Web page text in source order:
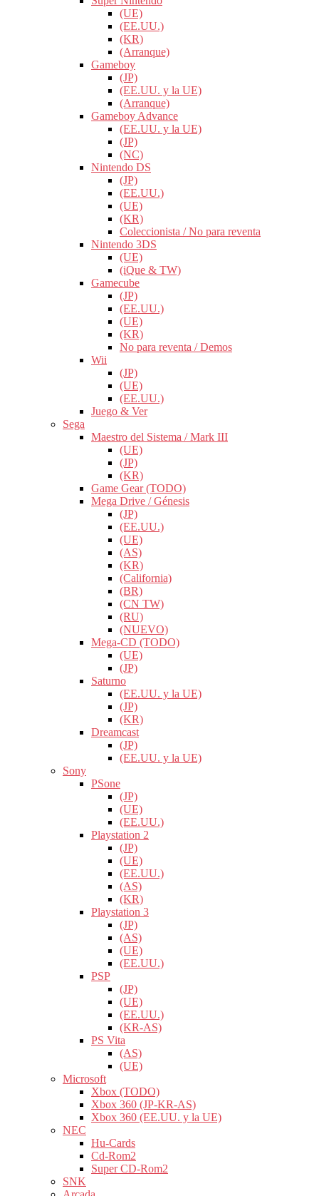
(UE)
(EE.UU.)
(KR)
(Arranque)
Gameboy
(JP)
(EE.UU. y la UE)
(Arranque)
Gameboy Advance
(EE.UU. y la UE)
(JP)
(NC)
Nintendo DS
(JP)
(EE.UU.)
(UE)
(KR)
Coleccionista / No para reventa
Nintendo 3DS
(UE)
(iQue & TW)
Gamecube
(JP)
(EE.UU.)
(UE)
(KR)
No para reventa / Demos
Wii
(JP)
(UE)
(EE.UU.)
Juego & Ver
Sega
Maestro del Sistema / Mark III
(UE)
(JP)
(KR)
Game Gear (TODO)
Mega Drive / Génesis
(JP)
(EE.UU.)
(UE)
(AS)
(KR)
(California)
(BR)
(CN TW)
(RU)
(NUEVO)
Mega-CD (TODO)
(UE)
(JP)
Saturno
(EE.UU. y la UE)
(JP)
(KR)
Dreamcast
(JP)
(EE.UU. y la UE)
Sony
PSone
(JP)
(UE)
(EE.UU.)
Playstation 2
(JP)
(UE)
(EE.UU.)
(AS)
(KR)
Playstation 3
(JP)
(AS)
(UE)
(EE.UU.)
PSP
(JP)
(UE)
(EE.UU.)
(KR-AS)
PS Vita
(AS)
(UE)
Microsoft
Xbox (TODO)
Xbox 360 (JP-KR-AS)
Xbox 360 (EE.UU. y la UE)
NEC
Hu-Cards
Cd-Rom2
Super CD-Rom2
SNK